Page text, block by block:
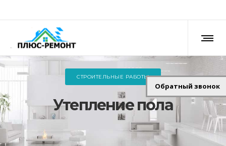
СТРОИТЕЛЬНЫЕ РАБОТЫ
Утепление пола
Обратный звонок